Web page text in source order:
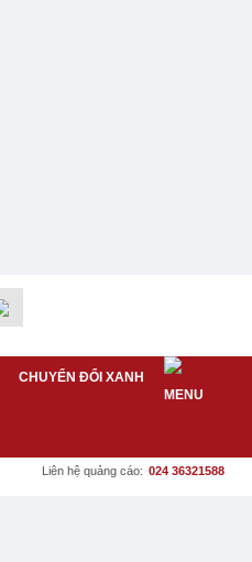
CHUYỂN ĐỔI XANH
Liên hệ quảng cáo: 024 36321588